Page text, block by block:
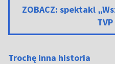
ZOBACZ: spektakl
Trochę inna historia